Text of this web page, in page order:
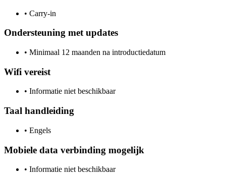
• Carry-in
Ondersteuning met updates
• Minimaal 12 maanden na introductiedatum
Wifi vereist
• Informatie niet beschikbaar
Taal handleiding
• Engels
Mobiele data verbinding mogelijk
• Informatie niet beschikbaar